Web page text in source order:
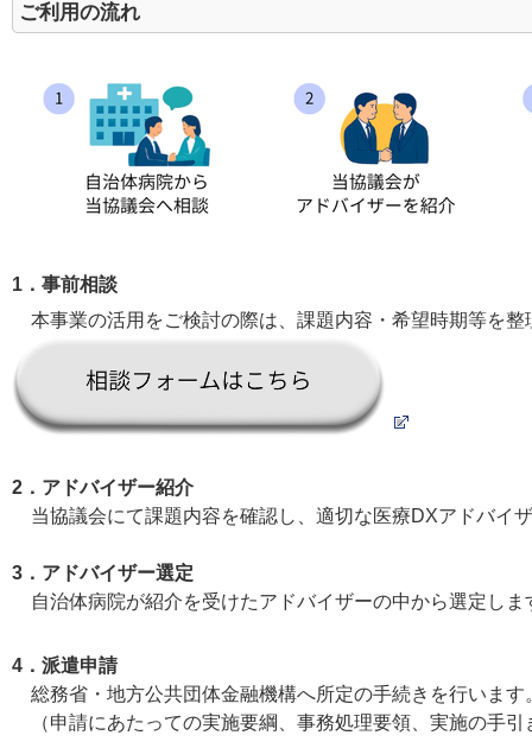
ご利用の流れ
1．事前相談
本事業の活用をご検討の際は、課題内容・希望時期等を
2．アドバイザー紹介
当協議会にて課題内容を確認し、適切な医療DXアドバイ
3．アドバイザー選定
自治体病院が紹介を受けたアドバイザーの中から選定しま
4．派遣申請
総務省・地方公共団体金融機構へ所定の手続きを行います
（申請にあたっての実施要綱、事務処理要領、実施の手